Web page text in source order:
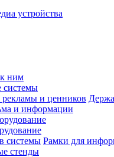
устройства
ним
системы
и информации
Рамки для
стенды